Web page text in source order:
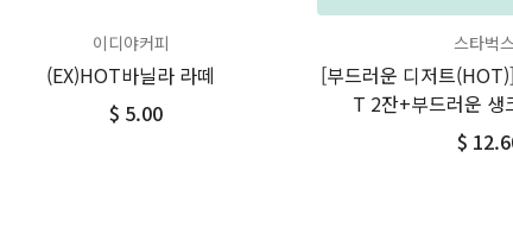
이디야커피
(EX)HOT바닐라 라떼
$ 5.00
스타벅
[부드러운 디저트
T 2잔+부드러운 생
$